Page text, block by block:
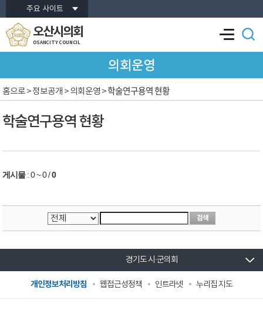
본문바로가기주요 사이트
오산시의회
OSANCITY COUNCIL
의회운영
학술연구용역 현황
홈으로> 정보공개 > 의회운영 >학술연구용역 현황
게시물:0 ~ 0/0
경기도 시·군의회
개인정보처리방침 웹접근성정책 인트라넷 누리집 지도